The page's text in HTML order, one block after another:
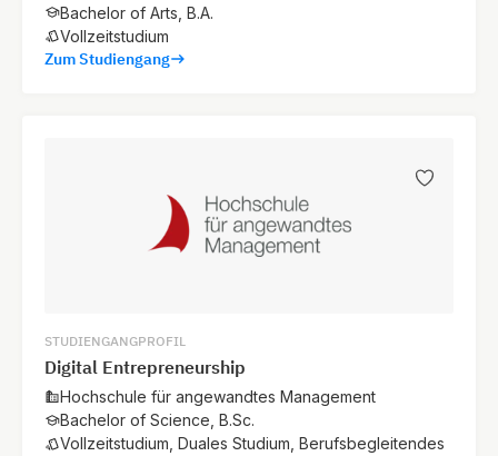
Bachelor of Arts, B.A.
Vollzeitstudium
Zum Studiengang
STUDIENGANGPROFIL
Digital Entrepreneurship
Hochschule für angewandtes Management
Bachelor of Science, B.Sc.
Vollzeitstudium, Duales Studium, Berufsbegleitendes